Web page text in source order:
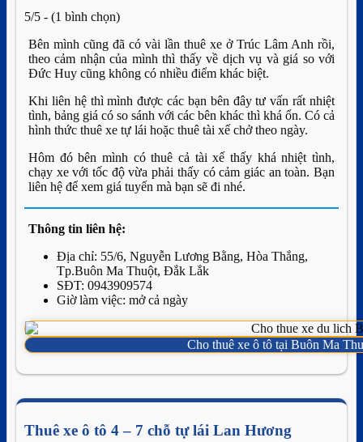
5/5 - (1 bình chọn)
Bên mình cũng đã có vài lần thuê xe ở Trúc Lâm Anh rồi,
theo cảm nhận của mình thì thấy về dịch vụ và giá so với
Đức Huy cũng không có nhiều điểm khác biệt.
Khi liên hệ thì mình được các bạn bên đây tư vấn rất nhiệt
tình, bảng giá có so sánh với các bên khác thì khá ổn. Có cả
hình thức thuê xe tự lái hoặc thuê tài xế chở theo ngày.
Hôm đó bên mình có thuê cả tài xế thấy khá nhiệt tình,
chạy xe với tốc độ vừa phải thấy có cảm giác an toàn. Bạn
liên hệ để xem giá tuyến mà bạn sẽ đi nhé.
Thông tin liên hệ:
Địa chỉ: 55/6, Nguyễn Lương Bằng, Hòa Thắng,
Tp.Buôn Ma Thuột, Đắk Lắk
SĐT: 0943909574
Giờ làm việc: mở cả ngày
Cho thuê xe ô tô tại Buôn Ma
Thuê xe ô tô 4 – 7 chỗ tự lái Lan Hương